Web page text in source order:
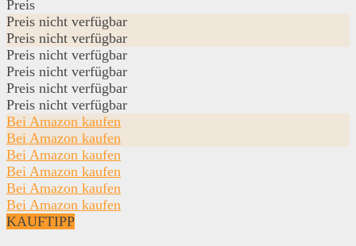
Preis
Preis nicht verfügbar
Preis nicht verfügbar
Preis nicht verfügbar
Preis nicht verfügbar
Preis nicht verfügbar
Preis nicht verfügbar
Bei Amazon kaufen
Bei Amazon kaufen
Bei Amazon kaufen
Bei Amazon kaufen
Bei Amazon kaufen
Bei Amazon kaufen
KAUFTIPP